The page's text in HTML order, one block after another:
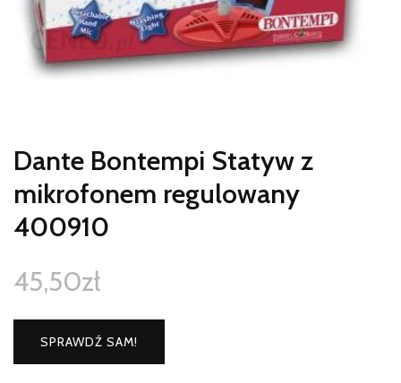
Dante Bontempi Statyw z
mikrofonem regulowany
400910
45,50zł
SPRAWDŹ SAM!